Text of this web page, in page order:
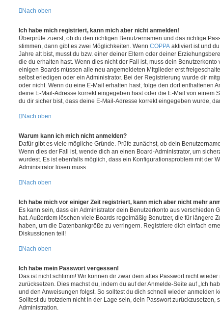
Nach oben
Ich habe mich registriert, kann mich aber nicht anmelden!
Überprüfe zuerst, ob du den richtigen Benutzernamen und das richtige
stimmen, dann gibt es zwei Möglichkeiten. Wenn COPPA aktiviert ist und
Jahre alt bist, musst du bzw. einer deiner Eltern oder deiner
die du erhalten hast. Wenn dies nicht der Fall ist, muss dein
einigen Boards müssen alle neu angemeldeten Mitglieder erst
selbst erledigen oder ein Administrator. Bei der Registrierung wurde dir
oder nicht. Wenn du eine E-Mail erhalten hast, folge den dort enthaltenen
deine E-Mail-Adresse korrekt eingegeben hast oder die E-Mail von einem
du dir sicher bist, dass deine E-Mail-Adresse korrekt eingegeben wurde,
Nach oben
Warum kann ich mich nicht anmelden?
Dafür gibt es viele mögliche Gründe. Prüfe zunächst, ob dein
Wenn dies der Fall ist, wende dich an einen Board-Administrator, um
wurdest. Es ist ebenfalls möglich, dass ein Konfigurationsproblem mit der
Administrator lösen muss.
Nach oben
Ich habe mich vor einiger Zeit registriert, kann mich aber nicht mehr
Es kann sein, dass ein Administrator dein Benutzerkonto aus verschieden
hat. Außerdem löschen viele Boards regelmäßig Benutzer, die für längere
haben, um die Datenbankgröße zu verringern. Registriere dich einfach
Diskussionen teil!
Nach oben
Ich habe mein Passwort vergessen!
Das ist nicht schlimm! Wir können dir zwar dein altes Passwort nicht
zurücksetzen. Dies machst du, indem du auf der Anmelde-Seite auf „Ich
und den Anweisungen folgst. So solltest du dich schnell wieder anmelden
Solltest du trotzdem nicht in der Lage sein, dein Passwort zurückzusetzen,
Administration.